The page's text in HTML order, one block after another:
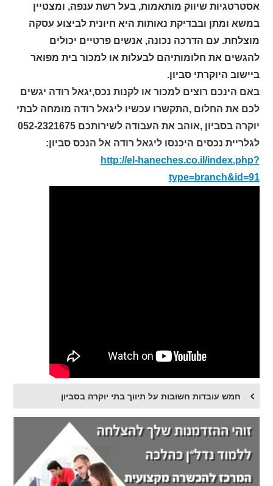
אסטרטגיות שיווק מותאמות, בעל רשת ענפה, ומצטיין
במשא ומתן ובבדיקת נאותות היא חיונית לביצוע עסקה
מוצלחת. עם הדרכה נכונה, אנשים פרטיים יכולים
להגשים את חלומותיהם לבעלות או למכור בית מפואר
ביישוב היוקרתי סביון.
באם הינכם רוצים למכור או לקנות נכס,יגאל רודה יגשים
לכם את החלום ,התקשרו עכשיו ליגאל רודה מומחה לבתי
יוקרה בסביון ,אוהב את העבודה לשירותכם 052-2321675
לגלריית נכסים היכנסו ליגאל רודה אל הנכס סביון:
http://el-haneches.co.il/index.php?
type=branch&id=91
חמש עובדות חשובות על תיווך בתי יוקרה בסביון